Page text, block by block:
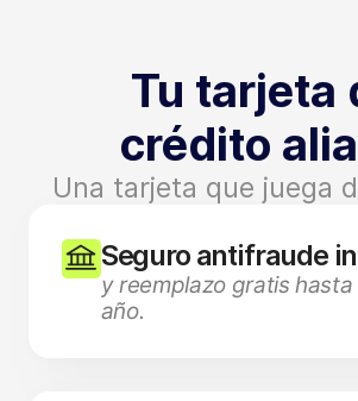
Tu tarjeta
crédito
Una tarjeta que juega
Seguro antifraude
y reemplazo gratis
año.